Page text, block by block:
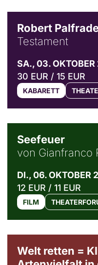
Robert
Testament
SA., 03.
30 EUR / 15 EUR
KABARETT
Seefeuer
von Gianfranco
DI., 06. OKTOBER
12 EUR / 11 EUR
FILM
Welt retten =